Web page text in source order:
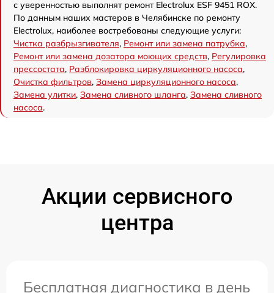
с уверенностью выполнят ремонт Electrolux ESF 9451 ROX.
По данным наших мастеров в Челябинске по ремонту
Electrolux, наиболее востребованы следующие услуги:
Чистка разбрызгивателя, Ремонт или замена патрубка,
Ремонт или замена дозатора моющих средств, Регулировка
прессостата, Разблокировка циркуляционного насоса,
Очистка фильтров, Замена циркуляционного насоса,
Замена улитки, Замена сливного шланга, Замена сливного
насоса.
Акции сервисного
центра
Бесплатная диагностика в день